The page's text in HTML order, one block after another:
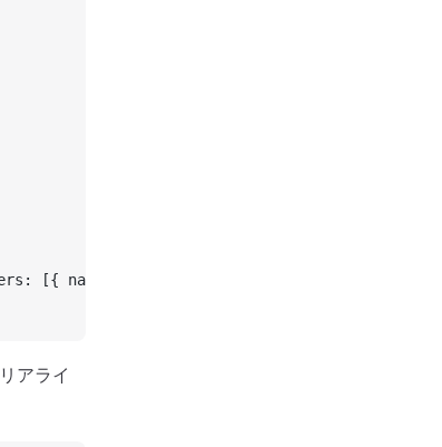
[{ name:
アライ